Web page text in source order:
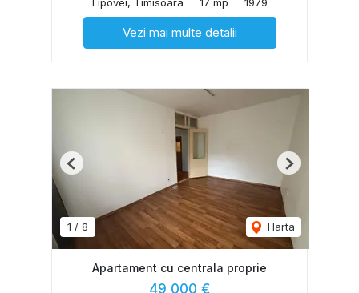
Lipovei, Timisoara
17 mp 1979
Vezi mai multe detalii
1 / 8 Harta
Previous Next
Apartament cu centrala proprie
49,000 €